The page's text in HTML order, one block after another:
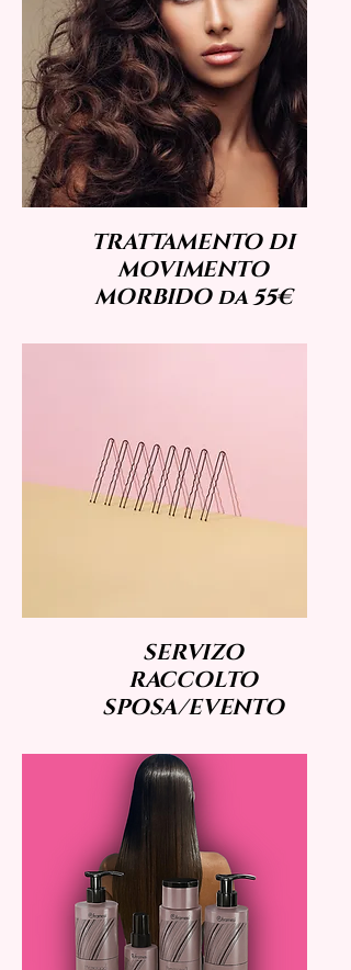
TRATTAMENTO DI
MOVIMENTO
MORBIDO da 55€
SERVIZO
RACCOLTO
SPOSA/EVENTO